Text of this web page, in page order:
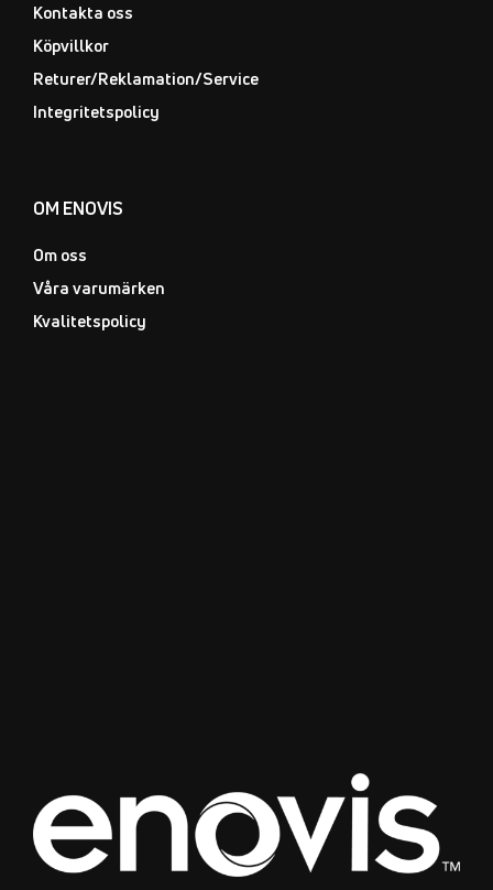
Kontakta oss
Köpvillkor
Returer/Reklamation/Service
Integritetspolicy
OM ENOVIS
Om oss
Våra varumärken
Kvalitetspolicy